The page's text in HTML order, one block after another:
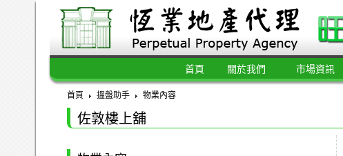
首頁 關於我們 市場資訊
首頁 搵盤助手 物業內容
佐敦樓上舖